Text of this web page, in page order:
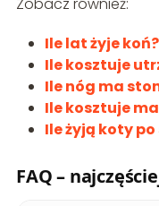
Ile lat żyje koń?
Ile kosztuje
Ile nóg ma
Ile kosztuje
Ile żyją koty
FAQ –